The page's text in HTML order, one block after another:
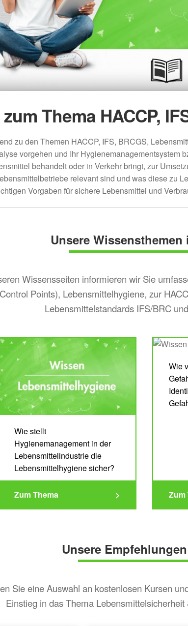
Thema HACCP,
zu den Themen HACCP, IFS, BRCGS,
vorgehen und Ihr
behandelt oder in Verkehr bringt, zur
relevant sind und was diese zu
Vorgaben für sichere Lebensmittel und
Unsere
Wissensseiten informieren wir Sie
Points), Lebensmittelhygiene, zur
Lebensmittelstandards IFS/BRC
Wie stellt
Hygienemanagement in der
Lebensmittelindustrie die
Lebensmittelhygiene sicher?
Zum Thema >
Wie
Zum
Unsere
Sie eine Auswahl an kostenlosen Kursen
Einstieg in das Thema